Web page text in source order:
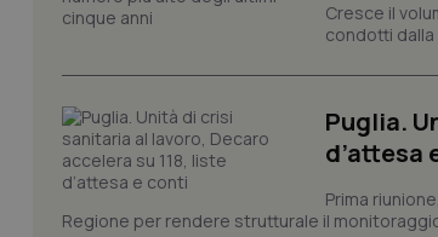
Cresce il
condotti
Puglia.
d’attesa
Prima
Regione per rendere strutturale il
I
e